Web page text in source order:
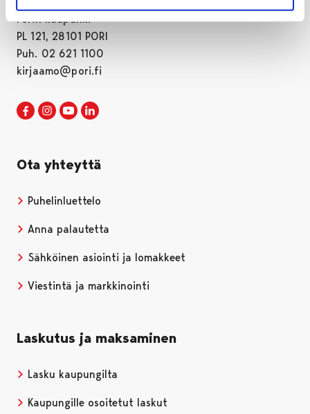
Porin kaupunki
PL 121, 28101 PORI
Puh. 02 621 1100
kirjaamo@pori.fi
Porin kaupunki Facebookissa
Avautuu uudessa välilehdessä
Porin kaupunki Instagramissa
Avautuu uudessa välilehdessä
Porin kaupunki Youtubessa
Avautuu uudessa välilehdessä
Ota yhteyttä
Puhelinluettelo
Anna palautetta
Sähköinen asiointi ja lomakkeet
Viestintä ja markkinointi
Laskutus ja maksaminen
Lasku kaupungilta
Kaupungille osoitetut laskut